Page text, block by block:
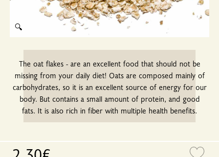
🔍
The oat flakes - are an excellent food that should not be
missing from your daily diet! Oats are composed mainly of
carbohydrates, so it is an excellent source of energy for our
body. But contains a small amount of protein, and good
fats. It is also rich in fiber with multiple health benefits.